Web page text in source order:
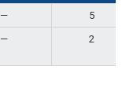
—
5
— 2